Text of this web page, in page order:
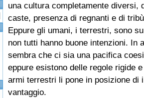
una cultura completamente diversi,
caste, presenza di regnanti e di
Eppure gli umani, i terrestri, sono
non tutti hanno buone intenzioni. In
sembra che ci sia una pacifica
eppure esistono delle regole rigide
armi terrestri li pone in posizione di
vantaggio.